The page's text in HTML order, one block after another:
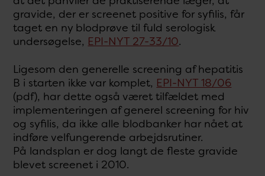
gravide, der er screenet positive for syfilis, får
taget en ny blodprøve til fuld serologisk
undersøgelse, EPI-NYT 27-33/10.
Ligesom den generelle screening af hepatitis
B i starten ikke var komplet, EPI-NYT 18/06
(pdf), har dette også været tilfældet med
implementeringen af generel screening for hiv
og syfilis, da ikke alle blodbanker har nået at
indføre velfungerende arbejdsrutiner.
På landsplan er dog langt de fleste gravide
blevet screenet i 2010.